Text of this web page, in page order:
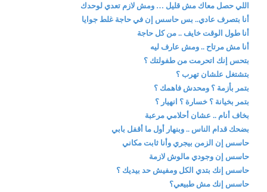
اللي حصل معاك مش قليل … ومش لازم تعدي لوحدك
أنا بتصرف عادي.. بس حاسس إن في حاجة غلط جوايا
أنا طول الوقت خايف .. من كل حاجة
أنا مش مرتاح .. ومش عارف ليه
بتحس إنك اتحرمت من طفولتك ؟
بتشتغل علشان تهرب ؟
بتمر بأزمة ؟ ومحدش فاهمك ؟
بتمر بخيانة ؟ خسارة ؟ انهيار ؟
بخاف أنام .. عشان أحلامي مرعبة
بضحك قدام الناس .. وبنهار أول ما أقفل بابي
حاسس إن الزمن بيجري وأنا ثابت مكاني
حاسس إن وجودي مالوش لازمة
حاسس إنك بتدي الكل ومفيش حد بيديك ؟
حاسس إنك مش طبيعي؟